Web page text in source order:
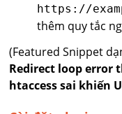
https://
thêm quy tắc
(Featured Snippet
Redirect loop error
htaccess sai khiến